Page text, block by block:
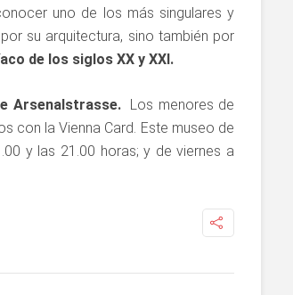
uno de los más singulares y
su arquitectura, sino también por
de los siglos XX y XXI.
Arsenalstrasse. Los menores de
con la Vienna Card. Este museo de
y las 21.00 horas; y de viernes a